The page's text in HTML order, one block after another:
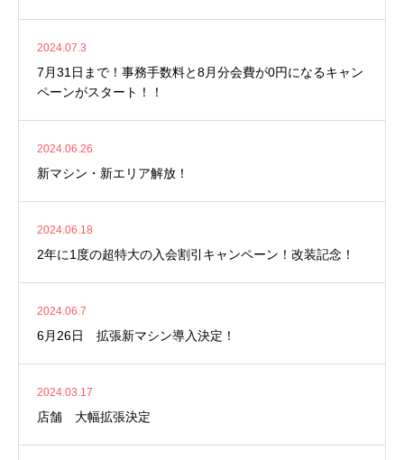
2024.07.3
7月31日まで！事務手数料と8月分会費が0円になるキャン
ペーンがスタート！！
2024.06.26
新マシン・新エリア解放！
2024.06.18
2年に1度の超特大の入会割引キャンペーン！改装記念！
2024.06.7
6月26日 拡張新マシン導入決定！
2024.03.17
店舗 大幅拡張決定